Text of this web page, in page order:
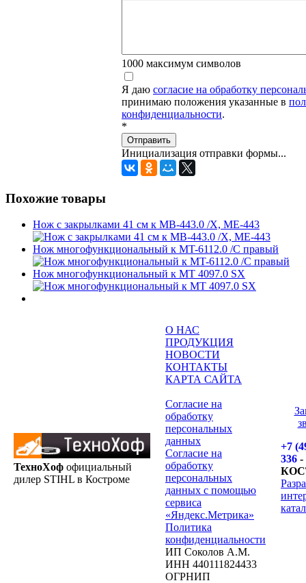
1000 максимум символов
Я даю согласие на обработку
принимаю положения указанные в
конфиденциальности.
*
Отправить
Инициализация отправки формы...
Похожие товары
Нож с закрылками 41 см к МB-443.0 /X, МE-443
Нож многофункциональный к MT-6112.0 /С правый
Нож многофункциональный к MT 4097.0 SX
ТехноХоф официальный
дилер STIHL в Костроме
О НАС
ПРОДУКЦИЯ
НОВОСТИ
КОНТАКТЫ
КАРТА САЙТА
Согласие на
обработку
персональных
данных
Согласие на
обработку
персональных
данных с помощью
сервиса
«Яндекс.Метрика»
Политика
конфиденциальности
ИП Соколов А.М.
ИНН 440111824433
ОГРНИП
+7
336 -